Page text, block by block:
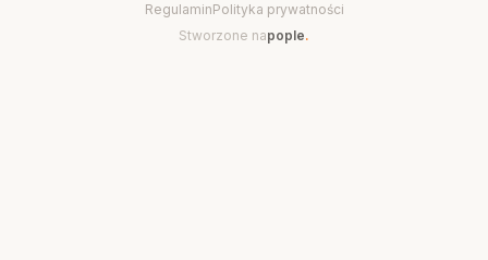
RegulaminPolityka prywatności
Stworzone napople.